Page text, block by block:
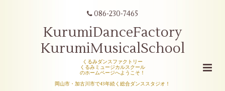
086-230-7465
KurumiDanceFactory
KurumiMusicalSchool
くるみダンスファクトリー
くるみミュージカルスクール
のホームページへようこそ！
岡山市・加古川市で43年続く総合ダンススタジオ！